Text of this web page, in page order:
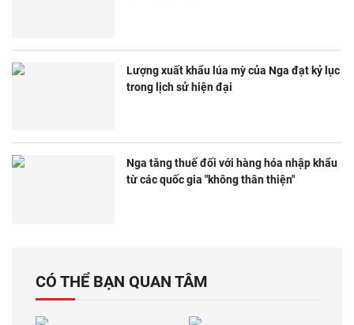
Lượng xuất khẩu lúa mỳ của Nga đạt kỷ lục
trong lịch sử hiện đại
Nga tăng thuế đối với hàng hóa nhập khẩu
từ các quốc gia "không thân thiện"
CÓ THỂ BẠN QUAN TÂM